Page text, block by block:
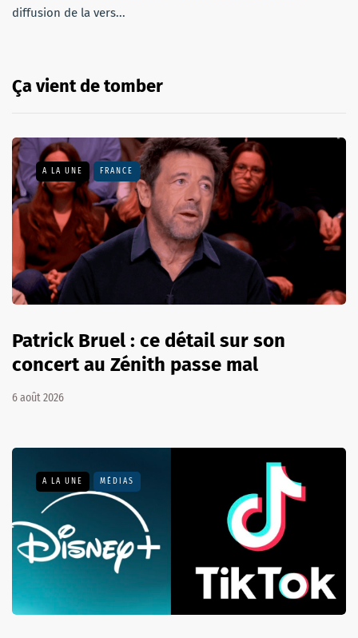
diffusion de la vers...
Ça vient de tomber
A LA UNE FRANCE
Patrick Bruel : ce détail sur son
concert au Zénith passe mal
6 août 2026
A LA UNE MÉDIAS